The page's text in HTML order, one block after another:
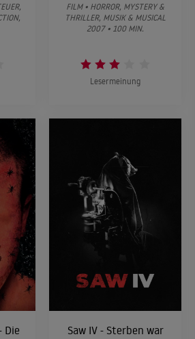
FILM • HORROR, MYSTERY &
THRILLER, MUSIK & MUSICAL
2007 • 100 MIN.
Lesermeinung
Die
Saw IV - Sterben war